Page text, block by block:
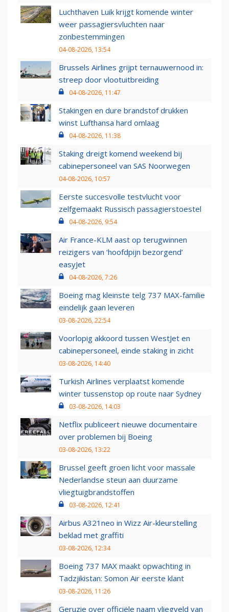
Luchthaven Luik krijgt komende winter
weer passagiersvluchten naar
zonbestemmingen
04-08-2026, 13:54
Brussels Airlines grijpt ternauwernood in:
streep door vlootuitbreiding
04-08-2026, 11:47
Stakingen en dure brandstof drukken
winst Lufthansa hard omlaag
04-08-2026, 11:38
Staking dreigt komend weekend bij
cabinepersoneel van SAS Noorwegen
04-08-2026, 10:57
Eerste succesvolle testvlucht voor
zelfgemaakt Russisch passagierstoestel
04-08-2026, 9:54
Air France-KLM aast op terugwinnen
reizigers van ‘hoofdpijn bezorgend’
easyJet
04-08-2026, 7:26
Boeing mag kleinste telg 737 MAX-familie
eindelijk gaan leveren
03-08-2026, 22:54
Voorlopig akkoord tussen WestJet en
cabinepersoneel, einde staking in zicht
03-08-2026, 14:40
Turkish Airlines verplaatst komende
winter tussenstop op route naar Sydney
03-08-2026, 14:03
Netflix publiceert nieuwe documentaire
over problemen bij Boeing
03-08-2026, 13:22
Brussel geeft groen licht voor massale
Nederlandse steun aan duurzame
vliegtuigbrandstoffen
03-08-2026, 12:41
Airbus A321neo in Wizz Air-kleurstelling
beklad met graffiti
03-08-2026, 12:34
Boeing 737 MAX maakt opwachting in
Tadzjikistan: Somon Air eerste klant
03-08-2026, 11:26
Geruzie over officiële naam vliegveld van